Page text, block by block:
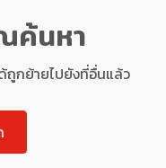
ค้นหา
กย้ายไปยังที่อื่นแล้ว